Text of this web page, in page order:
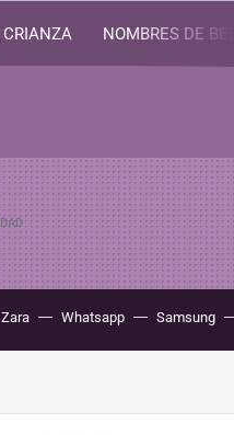
CRIANZA NOMBRES DE
Zara Whatsapp Samsung